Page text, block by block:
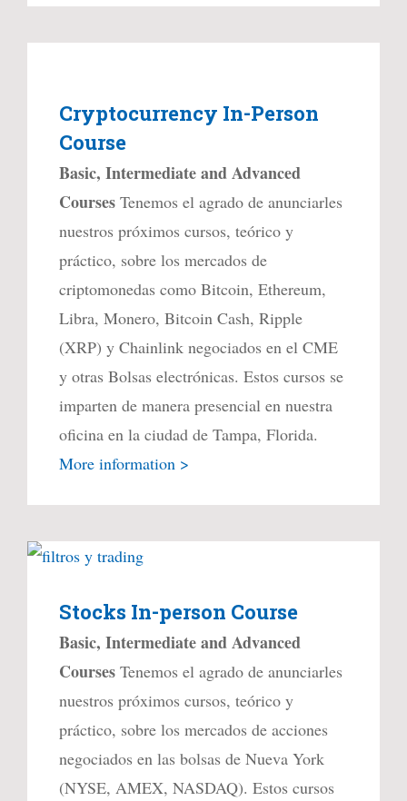
Cryptocurrency In-Person
Course
Basic, Intermediate and Advanced
Courses Tenemos el agrado de anunciarles
nuestros próximos cursos, teórico y
práctico, sobre los mercados de
criptomonedas como Bitcoin, Ethereum,
Libra, Monero, Bitcoin Cash, Ripple
(XRP) y Chainlink negociados en el CME
y otras Bolsas electrónicas. Estos cursos se
imparten de manera presencial en nuestra
oficina en la ciudad de Tampa, Florida.
More information >
Stocks In-person Course
Basic, Intermediate and Advanced
Courses Tenemos el agrado de anunciarles
nuestros próximos cursos, teórico y
práctico, sobre los mercados de acciones
negociados en las bolsas de Nueva York
(NYSE, AMEX, NASDAQ). Estos cursos